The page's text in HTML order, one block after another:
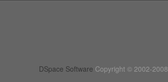
DSpace Software Copyright © 2002-2008